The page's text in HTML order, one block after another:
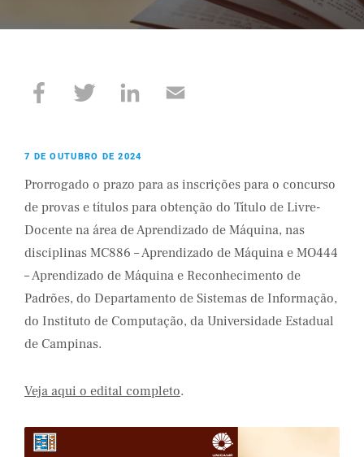
7 DE OUTUBRO DE 2024
Prorrogado o prazo para as inscrições para o concurso
de provas e títulos para obtenção do Título de Livre-
Docente na área de Aprendizado de Máquina, nas
disciplinas MC886 – Aprendizado de Máquina e MO444
– Aprendizado de Máquina e Reconhecimento de
Padrões, do Departamento de Sistemas de Informação,
do Instituto de Computação, da Universidade Estadual
de Campinas.
Veja aqui o edital completo.